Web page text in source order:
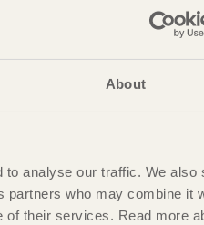
About
analyse our traffic. We also
partners who may combine it
of their services. Read more